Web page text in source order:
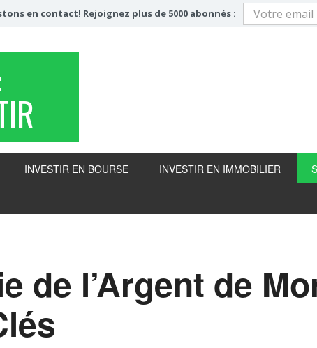
en contact! Rejoignez plus de 5000 abonnés :
INVESTIR EN BOURSE INVESTIR EN IMMOBILIER
de l’Argent de